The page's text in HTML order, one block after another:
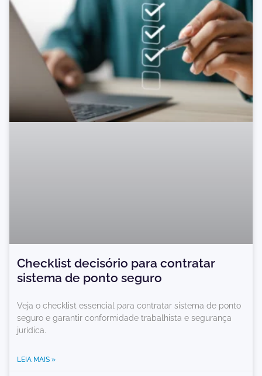
Checklist decisório para contratar
sistema de ponto seguro
Veja o checklist essencial para contratar sistema de ponto
seguro e garantir conformidade trabalhista e segurança
jurídica.
LEIA MAIS »